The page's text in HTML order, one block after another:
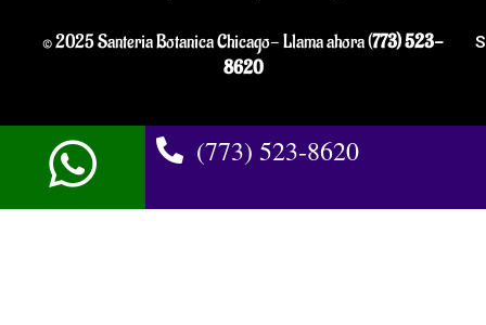
© 2025 Santeria Botanica Chicago- Llama ahora (773) 523-
8620
(773) 523-8620